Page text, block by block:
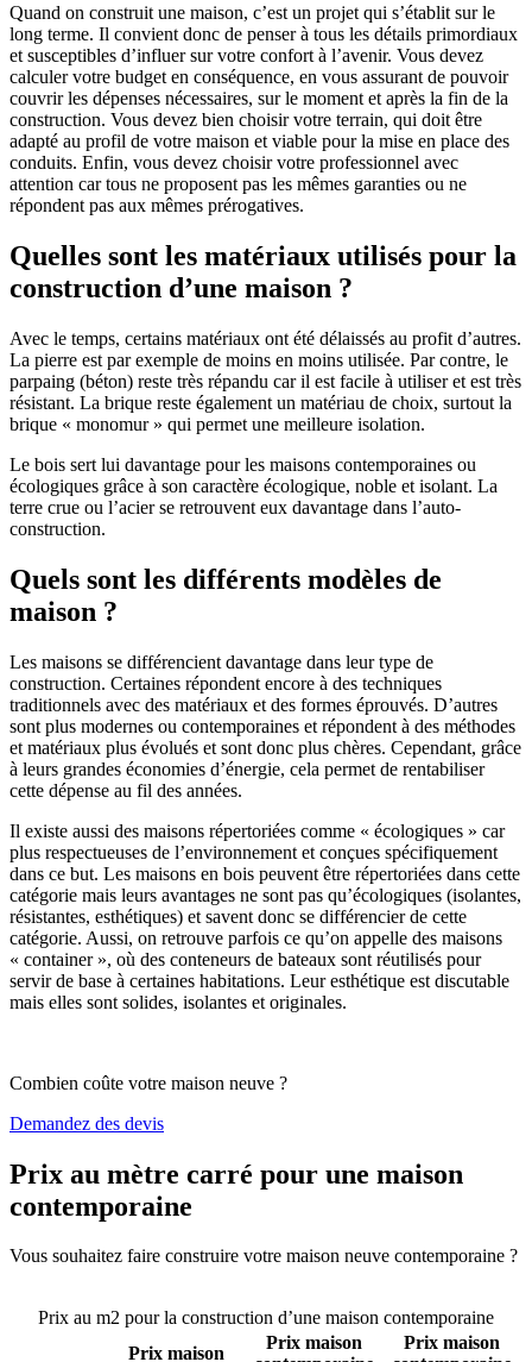
Quand on construit une maison, c’est un projet qui s’établit sur le
long terme. Il convient donc de penser à tous les détails primordiaux
et susceptibles d’influer sur votre confort à l’avenir. Vous devez
calculer votre budget en conséquence, en vous assurant de pouvoir
couvrir les dépenses nécessaires, sur le moment et après la fin de la
construction. Vous devez bien choisir votre terrain, qui doit être
adapté au profil de votre maison et viable pour la mise en place des
conduits. Enfin, vous devez choisir votre professionnel avec
attention car tous ne proposent pas les mêmes garanties ou ne
répondent pas aux mêmes prérogatives.
Quelles sont les matériaux utilisés pour la
construction d’une maison ?
Avec le temps, certains matériaux ont été délaissés au profit d’autres.
La pierre est par exemple de moins en moins utilisée. Par contre, le
parpaing (béton) reste très répandu car il est facile à utiliser et est très
résistant. La brique reste également un matériau de choix, surtout la
brique « monomur » qui permet une meilleure isolation.
Le bois sert lui davantage pour les maisons contemporaines ou
écologiques grâce à son caractère écologique, noble et isolant. La
terre crue ou l’acier se retrouvent eux davantage dans l’auto-
construction.
Quels sont les différents modèles de
maison ?
Les maisons se différencient davantage dans leur type de
construction. Certaines répondent encore à des techniques
traditionnels avec des matériaux et des formes éprouvés. D’autres
sont plus modernes ou contemporaines et répondent à des méthodes
et matériaux plus évolués et sont donc plus chères. Cependant, grâce
à leurs grandes économies d’énergie, cela permet de rentabiliser
cette dépense au fil des années.
Il existe aussi des maisons répertoriées comme « écologiques » car
plus respectueuses de l’environnement et conçues spécifiquement
dans ce but. Les maisons en bois peuvent être répertoriées dans cette
catégorie mais leurs avantages ne sont pas qu’écologiques (isolantes,
résistantes, esthétiques) et savent donc se différencier de cette
catégorie. Aussi, on retrouve parfois ce qu’on appelle des maisons
« container », où des conteneurs de bateaux sont réutilisés pour
servir de base à certaines habitations. Leur esthétique est discutable
mais elles sont solides, isolantes et originales.
Combien coûte votre maison neuve ?
Demandez des devis
Prix au mètre carré pour une maison
contemporaine
Vous souhaitez faire construire votre maison neuve contemporaine ?
Prix au m2 pour la construction d’une maison contemporaine
Prix maison
Prix maison
Prix maison